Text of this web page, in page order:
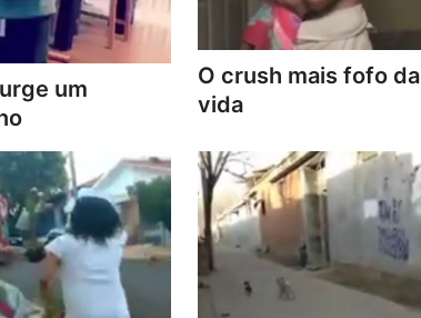
um
O crush mais fofo da
vida